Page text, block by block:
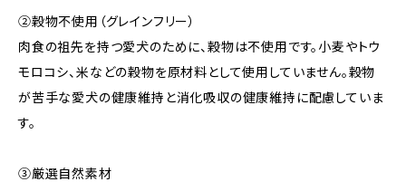
②穀物不使用（グレインフリー）
肉食の祖先を持つ愛犬のために、穀物は不使用です。小麦やトウ
モロコシ、米などの穀物を原材料として使用していません。穀物
が苦手な愛犬の健康維持と消化吸収の健康維持に配慮していま
す。
③厳選自然素材